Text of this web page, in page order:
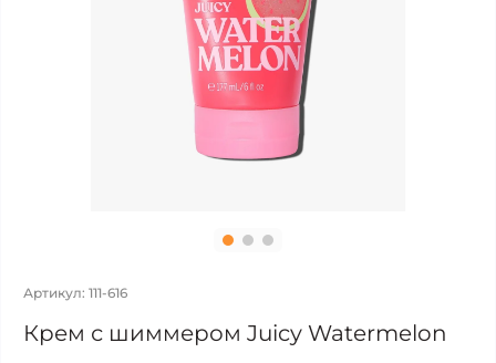
Артикул: 111-616
Крем с шиммером Juicy Watermelon